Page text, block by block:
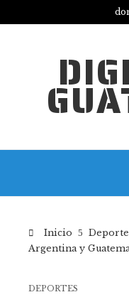
Inicio
Argentina y
DEPORTES